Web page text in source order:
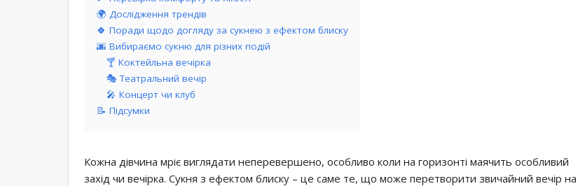
🌍 Дослідження трендів
🍀 Поради щодо догляду за сукнею з ефектом блиску
🌆 Вибираємо сукню для різних подій
🍸 Коктейльна вечірка
🎭 Театральний вечір
🎤 Концерт чи клуб
📝 Підсумки
Кожна дівчина мріє виглядати неперевершено, особливо коли на горизонті маячить особливий
захід чи вечірка. Сукня з ефектом блиску – це саме те, що може перетворити звичайний вечір на